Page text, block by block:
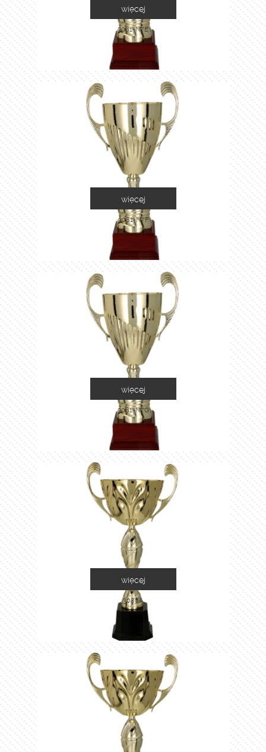
3081-N/E
więcej
3081-N/F
więcej
3081-N/G
więcej
3086A
więcej